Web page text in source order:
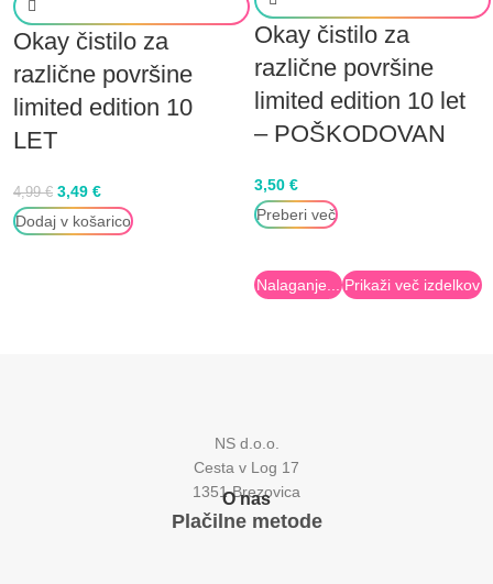
Okay čistilo za
različne površine
limited edition 10
LET
4,99€ 3,49 €
Dodaj v košarico
Okay čistilo za
različne površine
limited edition 10 let
– POŠKODOVAN
3,50 €
Preberi več
Prikaži več izdelkov
Nalaganje...
NS d.o.o.
Cesta v Log 17
1351 Brezovica
O nas
Plačilne metode